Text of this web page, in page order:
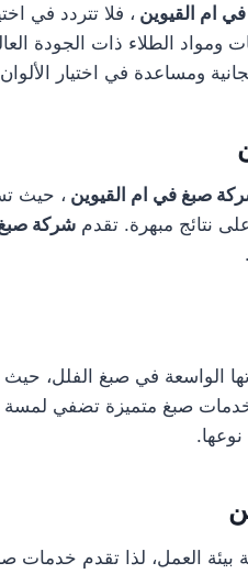
ام القيوين ، فلا تتردد في
ومواد الطلاء ذات الجودة
ومساعدة في اختيار الألوان
صبغ في ام القيوين ، حيث
نتائج مبهرة. تقدم شركة
الواسعة في صبغ الفلل، حيث
صبغ متميزة تضفي لمسة
بيئة العمل، لذا تقدم خدمات